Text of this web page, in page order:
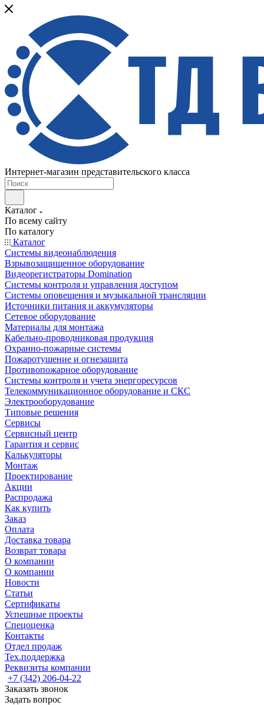
Интернет-магазин представительского класса
Каталог
По всему сайту
По каталогу
Каталог
Системы видеонаблюдения
Взрывозащищенное оборудование
Видеорегистраторы Domination
Системы контроля и управления доступом
Системы оповещения и музыкальной трансляции
Источники питания и аккумуляторы
Сетевое оборудование
Материалы для монтажа
Кабельно-проводниковая продукция
Охранно-пожарные системы
Пожаротушение и огнезащита
Противопожарное оборудование
Системы контроля и учета энергоресурсов
Телекоммуникационное оборудование и СКС
Электрооборудование
Типовые решения
Сервисы
Сервисный центр
Гарантия и сервис
Калькуляторы
Монтаж
Проектирование
Акции
Распродажа
Как купить
Заказ
Оплата
Доставка товара
Возврат товара
О компании
О компании
Новости
Статьи
Сертификаты
Успешные проекты
Спецоценка
Контакты
Отдел продаж
Тех.поддержка
Реквизиты компании
+7 (342) 206-04-22
Заказать звонок
Задать вопрос